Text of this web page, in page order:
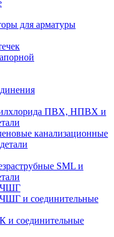
для арматуры
ПВХ, НПВХ и
канализационные
SML и
и соединительные
и соединительные